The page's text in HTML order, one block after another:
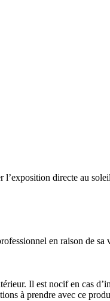
directe au
en raison de
Il est nocif en cas
à prendre avec ce